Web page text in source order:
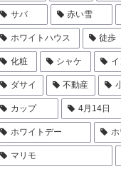
サバ 赤い雪
ホワイトハウス 徒歩
化粧 シャケ
ダサイ 不動産
カップ 4月14日
ホワイトデー ホ
マリモ